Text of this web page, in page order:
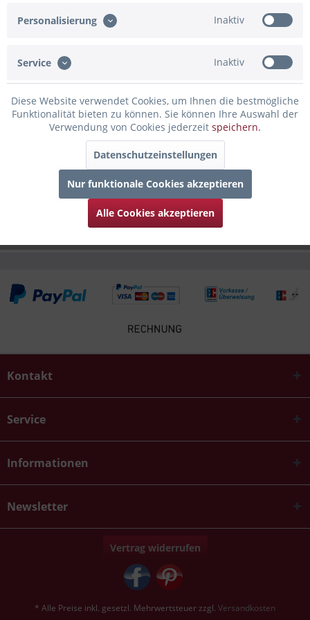
Rosa Girlande mit "Happy Birthday" Schriftzug und
Regenbogen-Motiv im Boho Style....
Bewertungen
0
Bewertungen lesen, schreiben und diskutieren...mehr
Folgende Infos zum Hersteller sind verfübar......mehr
Kunden kauften auch
Kontakt
Service
Informationen
Newsletter
Vertrag widerrufen
* Alle Preise inkl. gesetzl. Mehrwertsteuer zzgl. Versandkosten
Personalisierung Inaktiv
Service Inaktiv
Diese Website verwendet Cookies, um Ihnen die bestmögliche
Funktionalität bieten zu können. Sie können Ihre Auswahl der
Verwendung von Cookies jederzeit speichern.
Datenschutzeinstellungen
Nur funktionale Cookies akzeptieren
Alle Cookies akzeptieren